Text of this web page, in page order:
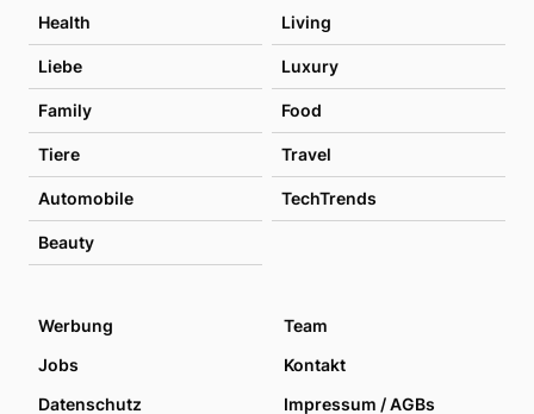
Health Living
Liebe Luxury
Family Food
Tiere Travel
Automobile TechTrends
Beauty
Werbung
Team
Jobs
Kontakt
Datenschutz
Impressum / AGBs